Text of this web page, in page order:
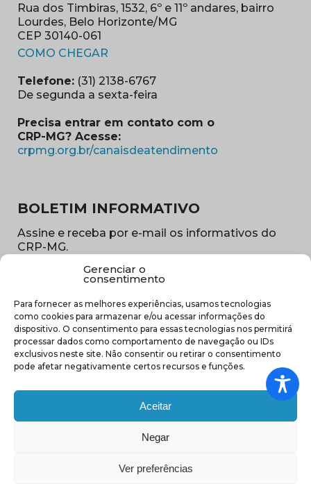
Gerenciar o
consentimento
Para fornecer as melhores experiências, usamos tecnologias
como cookies para armazenar e/ou acessar informações do
dispositivo. O consentimento para essas tecnologias nos permitirá
processar dados como comportamento de navegação ou IDs
exclusivos neste site. Não consentir ou retirar o consentimento
pode afetar negativamente certos recursos e funções.
Aceitar
Negar
Ver preferências
Rua dos Timbiras, 1532, 6º e 11º andares, bairro
Lourdes, Belo Horizonte/MG
CEP 30140-061
COMO CHEGAR
Telefone: (31) 2138-6767
De segunda a sexta-feira
Precisa entrar em contato com o
CRP-MG? Acesse:
crpmg.org.br/canaisdeatendimento
BOLETIM INFORMATIVO
Assine e receba por e-mail os informativos do
CRP-MG.
E-
mail
(obrigatório)
Sub
região